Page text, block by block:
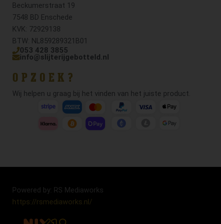
Beckumerstraat 19
7548 BD Enschede
KVK: 72929138
BTW: NL859289321B01
053 428 3855
info@slijterijgebotteld.nl
OPZOEK?
Wij helpen u graag bij het vinden van het juiste product.
Powered by: RS Mediaworks
https://rsmediaworks.nl/